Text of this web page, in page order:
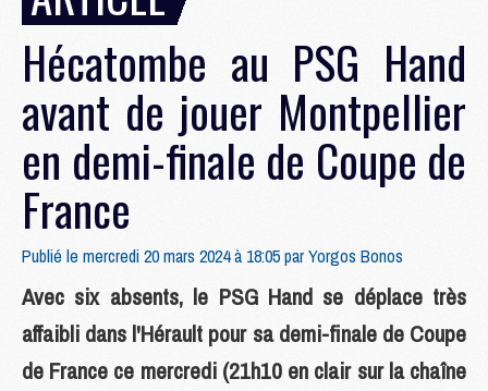
Hécatombe au PSG Hand
avant de jouer Montpellier
en demi-finale de Coupe de
France
Publié le mercredi 20 mars 2024 à 18:05 parYorgos Bonos
Avec six absents, le PSG Hand se déplace très
affaibli dans l'Hérault pour sa demi-finale de Coupe
de France ce mercredi (21h10 en clair sur la chaîne